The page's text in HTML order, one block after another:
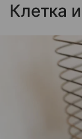
Клетка